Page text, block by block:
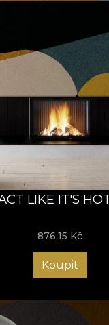
LIKE IT'S
876,15 Kč
Koupit